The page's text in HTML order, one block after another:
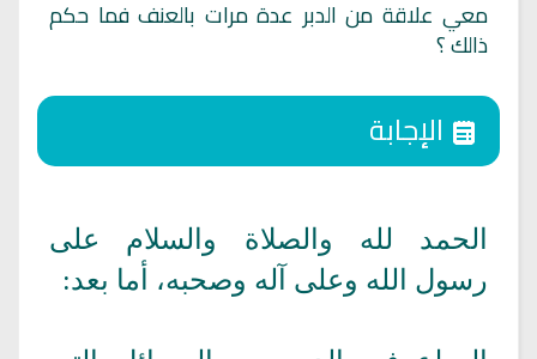
معي علاقة من الدبر عدة مرات بالعنف فما حكم
ذالك ؟
الحمد لله والصلاة والسلام على
رسول الله وعلى آله وصحبه، أما بعد: